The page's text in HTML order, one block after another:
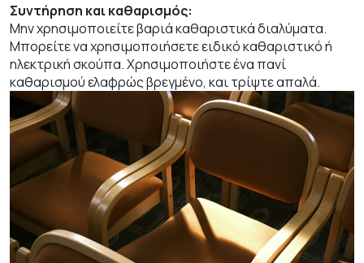
Συντήρηση και καθαρισμός:
Μην χρησιμοποιείτε βαριά καθαριστικά διαλύματα.
Μπορείτε να χρησιμοποιήσετε ειδικό καθαριστικό ή
ηλεκτρική σκούπα. Χρησιμοποιήστε ένα πανί
καθαρισμού ελαφρώς βρεγμένο, και τρίψτε απαλά.